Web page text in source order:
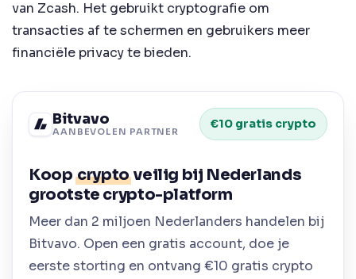
van Zcash. Het gebruikt cryptografie om
transacties af te schermen en gebruikers meer
financiële privacy te bieden.
Bitvavo
AANBEVOLEN PARTNER
€10 gratis crypto
Koopcryptoveilig bij Nederlands
grootste crypto-platform
Meer dan 2 miljoen Nederlanders handelen bij
Bitvavo. Open een gratis account, doe je
eerste storting en ontvang €10 gratis crypto